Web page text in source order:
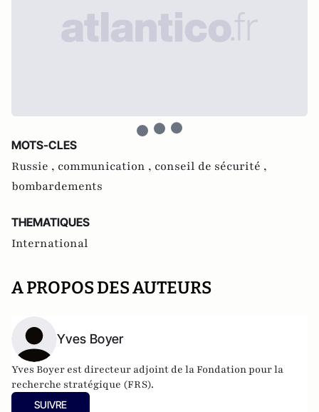
MOTS-CLES
Russie , communication , conseil de sécurité ,
bombardements
THEMATIQUES
International
A PROPOS DES AUTEURS
Yves Boyer
Yves Boyer est directeur adjoint de la Fondation pour la
recherche stratégique (FRS).
SUIVRE